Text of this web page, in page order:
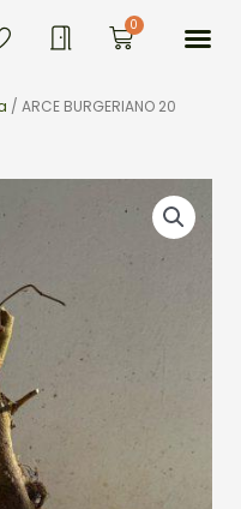
0Carrito
/ ARCE BURGERIANO 20